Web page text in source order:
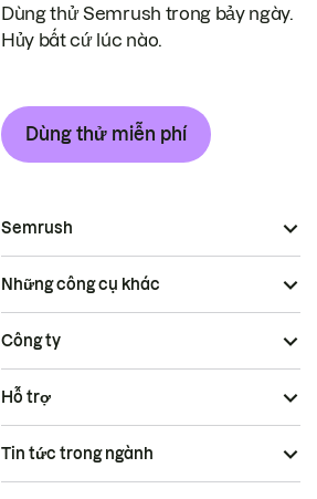
Dùng thử Semrush trong bảy ngày.
Hủy bất cứ lúc nào.
Dùng thử miễn phí
Semrush
Những công cụ khác
Công ty
Hỗ trợ
Tin tức trong ngành